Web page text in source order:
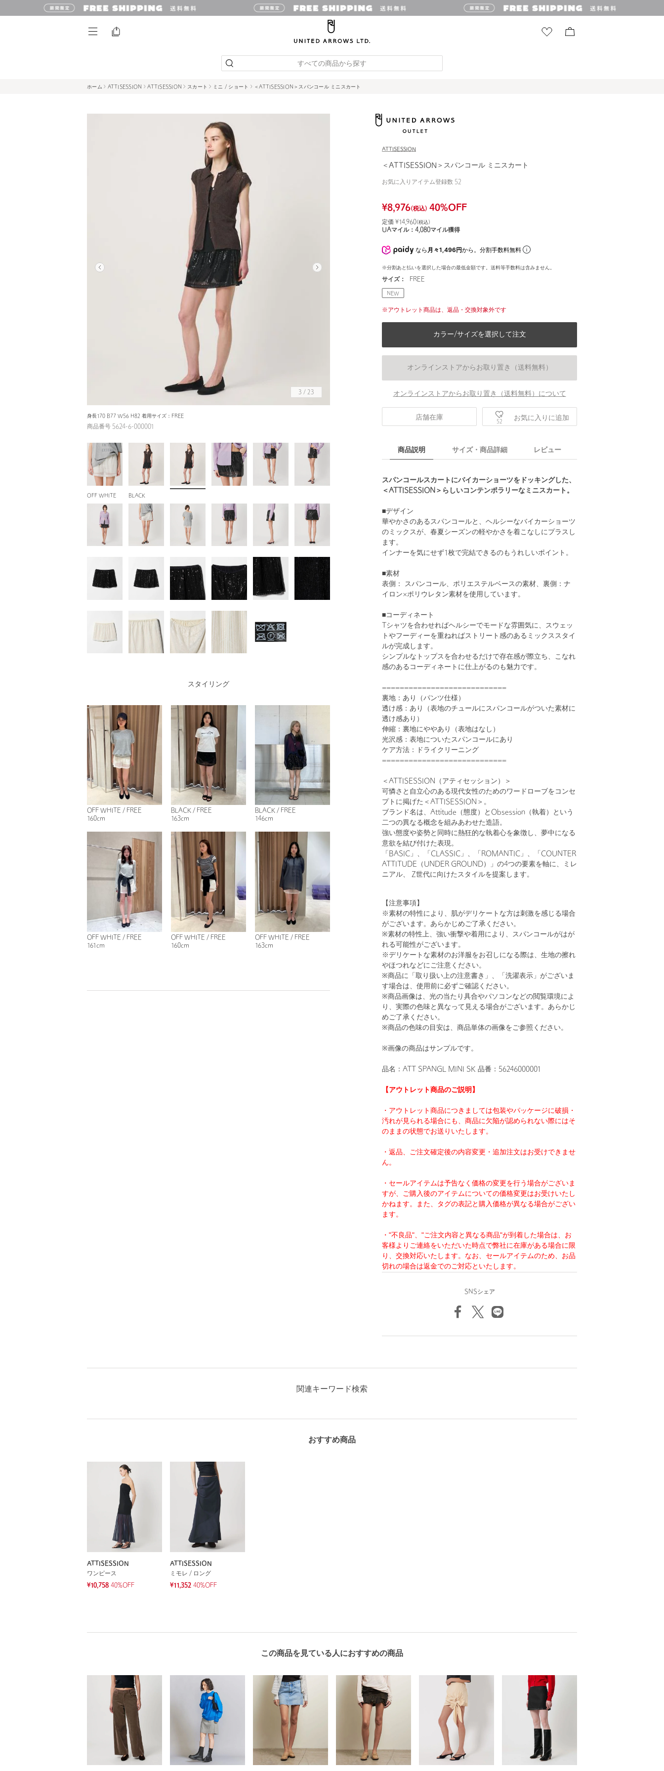
すべての商品から探す
ホーム ATTISESSION ATTISESSION スカート ミニ / ショート ＜ATTISESSION＞スパンコール ミニスカート
身長170 B77 W56 H82 着用サイズ：FREE
3 / 23
商品番号 5624-6-000001
OFF WHITE BLACK
ATTISESSION
＜ATTISESSION＞スパンコール ミニスカート
お気に入りアイテム登録数 52
¥8,976(税込) 40%OFF
定価 ¥14,960(税込)
UAマイル： 4,080マイル獲得
なら 月々1,496円から。分割手数料無料
※分割あと払いを選択した場合の最低金額です。送料等手数料は含みません。
サイズ： FREE
NEW
※アウトレット商品は、返品・交換対象外です
カラー/サイズを選択して注文
オンラインストアからお取り置き（送料無料）
オンラインストアからお取り置き（送料無料）について
店舗在庫
52 お気に入りに追加
商品説明 サイズ・商品詳細 レビュー
スパンコールスカートにバイカーショーツをドッキングした、
＜ATTISESSION＞らしいコンテンポラリーなミニスカート。
■デザイン
華やかさのあるスパンコールと、ヘルシーなバイカーショーツ
のミックスが、春夏シーズンの軽やかさを着こなしにプラスし
ます。
インナーを気にせず1枚で完結できるのもうれしいポイント。
■素材
表側： スパンコール、ポリエステルベースの素材、裏側：ナ
イロン×ポリウレタン素材を使用しています。
■コーディネート
Tシャツを合わせればヘルシーでモードな雰囲気に、スウェッ
トやフーディーを重ねればストリート感のあるミックススタイ
ルが完成します。
シンプルなトップスを合わせるだけで存在感が際立ち、こなれ
感のあるコーディネートに仕上がるのも魅力です。
============================
裏地：あり（パンツ仕様）
透け感：あり（表地のチュールにスパンコールがついた素材に
透け感あり）
伸縮：裏地にややあり（表地はなし）
光沢感：表地についたスパンコールにあり
ケア方法：ドライクリーニング
============================
＜ATTISESSION（アティセッション）＞
可憐さと自立心のある現代女性のためのワードローブをコンセ
プトに掲げた＜ATTISESSION＞。
ブランド名は、Attitude（態度）とObsession（執着）という
二つの異なる概念を組みあわせた造語。
強い態度や姿勢と同時に熱狂的な執着心を象徴し、夢中になる
意欲を結び付けた表現。
「BASIC」、「CLASSIC」、「ROMANTIC」、「COUNTER
ATTITUDE（UNDER GROUND）」の4つの要素を軸に、ミレ
ニアル、 Z世代に向けたスタイルを提案します。
【注意事項】
※素材の特性により、肌がデリケートな方は刺激を感じる場合
がございます。あらかじめご了承ください。
※素材の特性上、強い衝撃や着用により、スパンコールがはが
れる可能性がございます。
※デリケートな素材のお洋服をお召しになる際は、生地の擦れ
やほつれなどにご注意ください。
※商品に「取り扱い上の注意書き」、「洗濯表示」がございま
す場合は、使用前に必ずご確認ください。
※商品画像は、光の当たり具合やパソコンなどの閲覧環境によ
り、実際の色味と異なって見える場合がございます。あらかじ
めご了承ください。
※商品の色味の目安は、商品単体の画像をご参照ください。
※画像の商品はサンプルです。
品名：ATT SPANGL MINI SK 品番：56246000001
【アウトレット商品のご説明】
・アウトレット商品につきましては包装やパッケージに破損・
汚れが見られる場合にも、商品に欠陥が認められない際にはそ
のままの状態でお送りいたします。
・返品、ご注文確定後の内容変更・追加注文はお受けできませ
ん。
・セールアイテムは予告なく価格の変更を行う場合がございま
すが、ご購入後のアイテムについての価格変更はお受けいたし
かねます。また、タグの表記と購入価格が異なる場合がござい
ます。
・"不良品"、"ご注文内容と異なる商品"が到着した場合は、お
客様よりご連絡をいただいた時点で弊社に在庫がある場合に限
り、交換対応いたします。なお、セールアイテムのため、お品
切れの場合は返金でのご対応といたします。
SNSシェア
スタイリング
OFF WHITE / FREE
160cm
BLACK / FREE
163cm
BLACK / FREE
146cm
OFF WHITE / FREE
161cm
OFF WHITE / FREE
160cm
OFF WHITE / FREE
163cm
関連キーワード検索
おすすめ商品
ATTISESSION
ワンピース
¥10,758 40%OFF
ATTISESSION
ミモレ / ロング
¥11,352 40%OFF
この商品を見ている人におすすめの商品